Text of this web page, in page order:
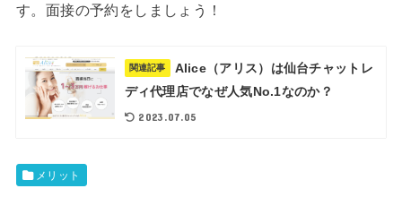
す。面接の予約をしましょう！
関連記事
Alice（アリス）は仙台チャットレ
ディ代理店でなぜ人気No.1なのか？
2023.07.05
メリット